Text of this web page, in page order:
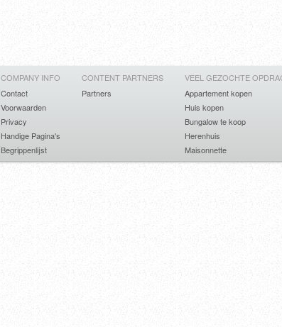
COMPANY INFO
Contact
Voorwaarden
Privacy
Handige Pagina's
Begrippenlijst
CONTENT PARTNERS
Partners
VEEL GEZOCHTE
Appartement kopen
Huis kopen
Bungalow te koop
Herenhuis
Maisonnette